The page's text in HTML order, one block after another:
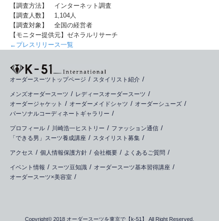
【調査方法】 インターネット調査
【調査人数】 1,104人
【調査対象】 全国の経営者
【モニター提供元】ゼネラルリサーチ
←プレスリリース一覧
オーダースーツトップページ スタイリスト紹介
メンズオーダースーツ
レディースオーダースーツ
オーダージャケット
オーダーメイドシャツ
オーダーシューズ
パーソナルコーディネートギャラリー
プロフィール 川崎浩一ヒストリー
ファッション通信
「できる男」スーツ養成講座
スタイリスト募集
アクセス 個人情報保護方針 会社概要 よくあるご質問
イベント情報 スーツ豆知識
オーダースーツ基本習得講座
オーダースーツ×美容室
Copyright© 2018 オーダースーツを東京で【k-51】 All Right Reserved.